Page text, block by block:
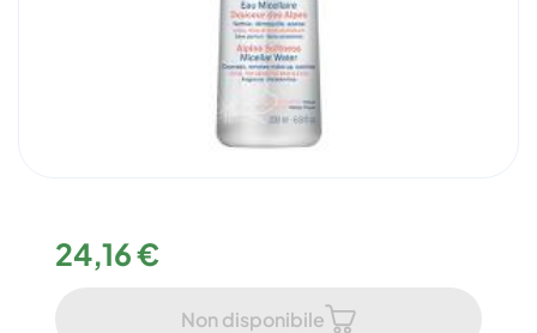
24,16 €
Non disponibile